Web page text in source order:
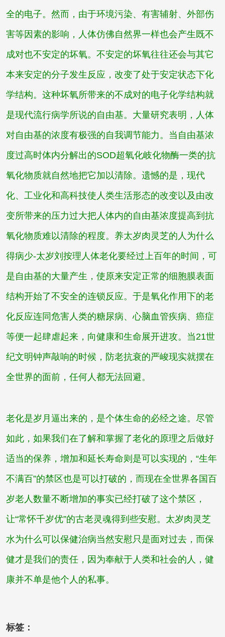
全的电子。然而，由于环境污染、有害辅射、外部伤
害等因素的影响，人体仿佛自然界一样也会产生既不
成对也不安定的坏氧。不安定的坏氧往往还会与其它
本来安定的分子发生反应，改变了处于安定状态下化
学结构。这种坏氧所带来的不成对的电子化学结构就
是现代流行病学所说的自由基。大量研究表明，人体
对自由基的浓度有极强的自我调节能力。当自由基浓
度过高时体内分解出的SOD超氧化岐化物酶一类的抗
氧化物质就自然地把它加以清除。遗憾的是，现代
化、工业化和高科技使人类生活形态的改变以及由改
变所带来的压力过大把人体内的自由基浓度提高到抗
氧化物质难以清除的程度。 养太岁肉灵芝的人为什么
得病少-太岁刘 按理人体老化要经过上百年的时间，可
是自由基的大量产生，使原来安定正常的细胞膜表面
结构开始了不安全的连锁反应。于是氧化作用下的老
化反应连同危害人类的糖尿病、心脑血管疾病、癌症
等便一起肆虐起来，向健康和生命展开进攻。当21世
纪文明钟声敲响的时候，防老抗衰的严峻现实就摆在
全世界的面前，任何人都无法回避。
老化是岁月逼出来的，是个体生命的必经之途。尽管
如此，如果我们在了解和掌握了老化的原理之后做好
适当的保养，增加和延长寿命则是可以实现的，“生年
不满百”的禁区也是可以打破的，而现在全世界各国百
岁老人数量不断增加的事实已经打破了这个禁区，
让“常怀千岁优”的古老灵魂得到些安慰。 太岁肉灵芝
水为什么可以保健治病当然安慰只是面对过去，而保
健才是我们的责任，因为奉献于人类和社会的人，健
康并不单是他个人的私事。
标签：